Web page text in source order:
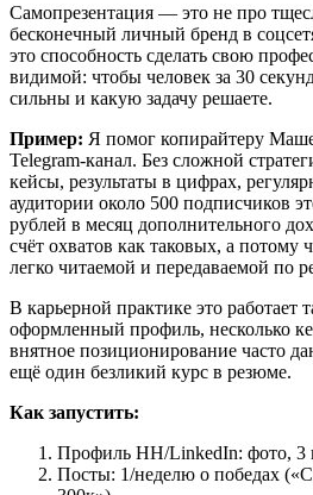
Самопрезентация — это не про
бесконечный личный бренд в
это способность сделать свою
видимой: чтобы человек за 30
сильны и какую задачу решаете.
Пример: Я помог копирайтеру
Telegram-канал. Без сложной
кейсы, результаты в цифрах,
аудитории около 500 подписчиков
рублей в месяц дополнительного
счёт охватов как таковых, а потому
легко читаемой и передаваемой по
В карьерной практике это работает
оформленный профиль, несколько
внятное позиционирование часто
ещё один безликий курс в резюме.
Как запустить:
Профиль HH/LinkedIn: фото, 3
Посты: 1/неделю о победах